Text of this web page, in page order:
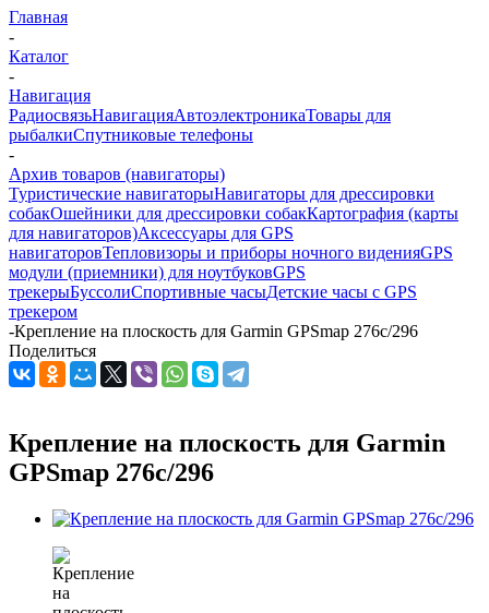
Главная
-
Каталог
-
Навигация
РадиосвязьНавигацияАвтоэлектроникаТовары для
рыбалкиСпутниковые телефоны
-
Архив товаров (навигаторы)
Туристические навигаторыНавигаторы для дрессировки
собакОшейники для дрессировки собакКартография (карты
для навигаторов)Аксессуары для GPS
навигаторовТепловизоры и приборы ночного виденияGPS
модули (приемники) для ноутбуковGPS
трекерыБуссолиСпортивные часыДетские часы с GPS
трекером
-Крепление на плоскость для Garmin GPSmap 276c/296
Поделиться
Крепление на плоскость для Garmin
GPSmap 276c/296